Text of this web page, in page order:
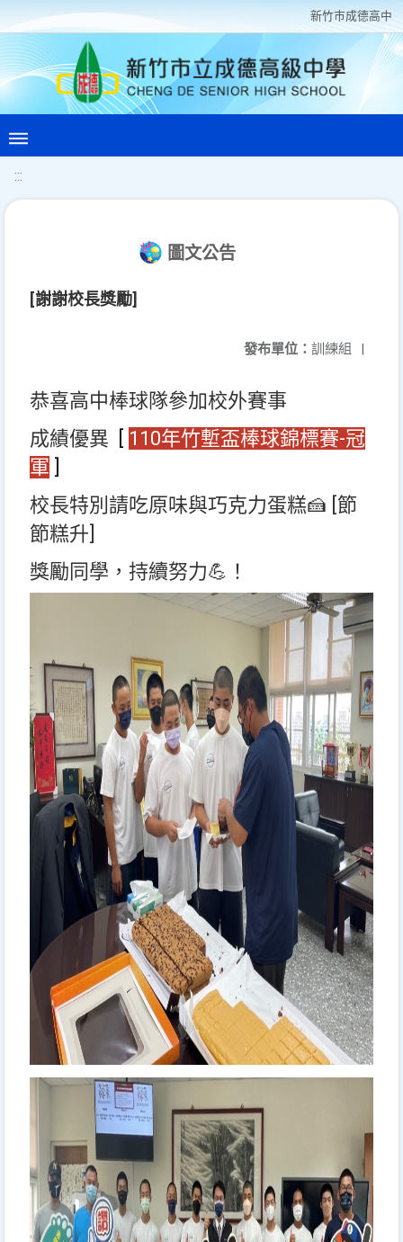
新竹巿成德高中
:::
圖文公告
[謝謝校長獎勵]
發布單位： 訓練組 |
恭喜高中棒球隊參加校外賽事
成績優異
110年竹塹盃棒球錦標賽-冠
軍
校長特別請吃原味與巧克力蛋糕🍰 [節
節糕升]
獎勵同學，持續努力💪！